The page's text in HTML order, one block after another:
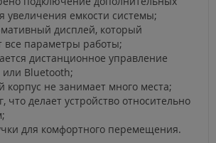
увеличения емкости системы;
дисплей, который
все параметры работы;
дистанционное управление
или Bluetooth;
корпус не занимает много места;
что делает устройство относительно
для комфортного перемещения.